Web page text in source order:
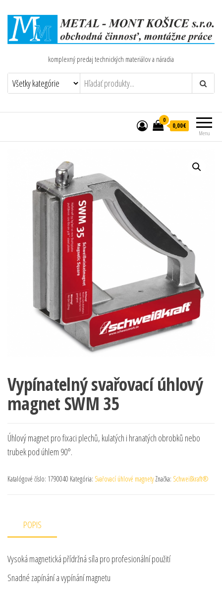
komplexný predaj technických materiálov a náradia
Menu
0
0,00€
Vypínatelný svařovací úhlový
magnet SWM 35
Úhlový magnet pro fixaci plechů, kulatých i hranatých obrobků nebo
trubek pod úhlem 90°.
Katalógové číslo: 1790040 Kategória: Svařovací úhlové magnety Značka: Schweißkraft®
POPIS
Vysoká magnetická přídržná síla pro profesionální použití
Snadné zapínání a vypínání magnetu